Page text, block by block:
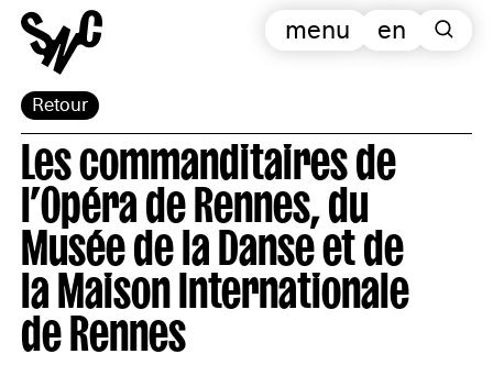
Retour
en
menu
Les commanditaires de
l’Opéra de Rennes, du
Musée de la Danse et de
la Maison Internationale
de Rennes